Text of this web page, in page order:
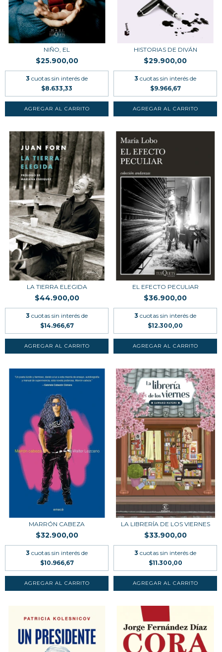
NIÑO, EL
$25.900,00
3 cuotas sin interés de
$8.633,33
HISTORIAS DE DIVÁN
$29.900,00
3 cuotas sin interés de
$9.966,67
LA TIERRA ELEGIDA
$44.900,00
3 cuotas sin interés de
$14.966,67
EL EFECTO PECULIAR
$36.900,00
3 cuotas sin interés de
$12.300,00
MARRÓN CABEZA
$32.900,00
3 cuotas sin interés de
$10.966,67
LA LIBRERÍA DE LOS VIERNES
$33.900,00
3 cuotas sin interés de
$11.300,00